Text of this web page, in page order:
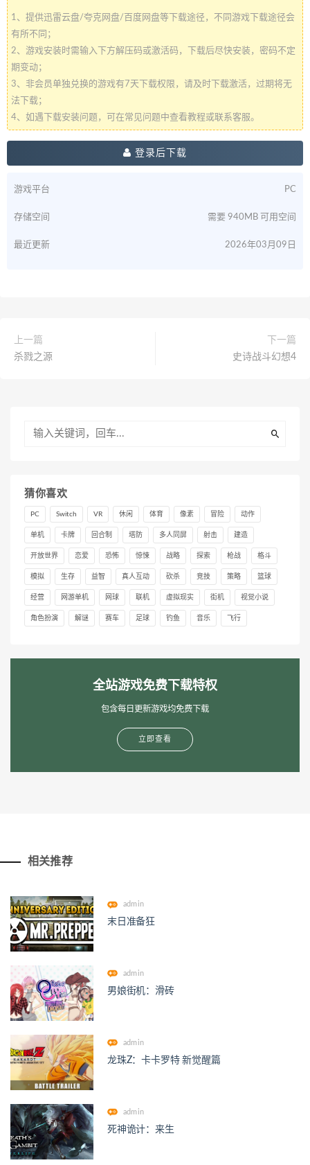
1、提供迅雷云盘/夸克网盘/百度网盘等下载途径，不同游戏下载途径会
有所不同；
2、游戏安装时需输入下方解压码或激活码，下载后尽快安装，密码不定
期变动；
3、非会员单独兑换的游戏有7天下载权限，请及时下载激活，过期将无
法下载；
4、如遇下载安装问题，可在常见问题中查看教程或联系客服。
登录后下载
游戏平台 PC
存储空间 需要 940MB 可用空间
最近更新 2026年03月09日
上一篇
杀戮之源
下一篇
史诗战斗幻想4
猜你喜欢
PC Switch VR 休闲 体育 像素 冒险 动作
单机 卡牌 回合制 塔防 多人同屏 射击 建造
开放世界 恋爱 恐怖 惊悚 战略 探索 枪战 格斗
模拟 生存 益智 真人互动 砍杀 竞技 策略 篮球
经营 网游单机 网球 联机 虚拟现实 街机 视觉小说
角色扮演 解谜 赛车 足球 钓鱼 音乐 飞行
全站游戏免费下载特权
包含每日更新游戏均免费下载
立即查看
相关推荐
admin
末日准备狂
admin
男娘街机：滑砖
admin
龙珠Z：卡卡罗特 新觉醒篇
admin
死神诡计：来生